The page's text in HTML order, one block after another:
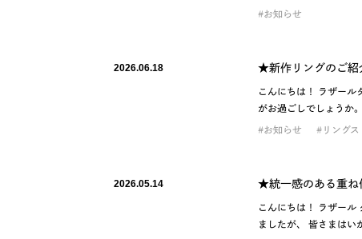
お知らせ
2026.06.18 ★新作リングのご
こんにちは！ ラザール
がお過ごしでしょうか
お知らせ
リングス
2026.05.14 ★統一感のある重
こんにちは！ ラザール
ましたが、 皆さまはい